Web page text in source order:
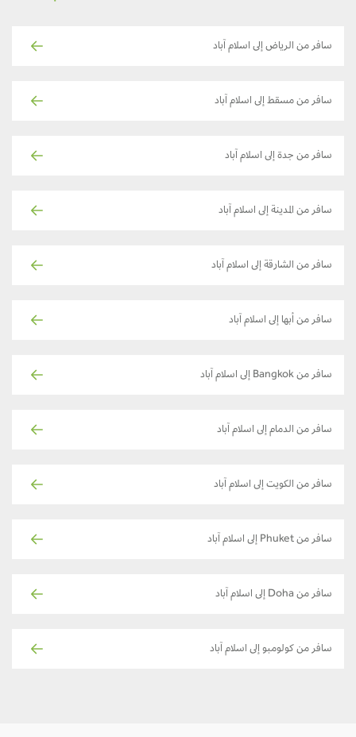
سافر من الرياض إلى اسلام آباد
سافر من مسقط إلى اسلام آباد
سافر من جدة إلى اسلام آباد
سافر من المدينة إلى اسلام آباد
سافر من الشارقة إلى اسلام آباد
سافر من أبها إلى اسلام آباد
سافر من Bangkok إلى اسلام آباد
سافر من الدمام إلى اسلام آباد
سافر من الكويت إلى اسلام آباد
سافر من Phuket إلى اسلام آباد
سافر من Doha إلى اسلام آباد
سافر من كولومبو إلى اسلام آباد